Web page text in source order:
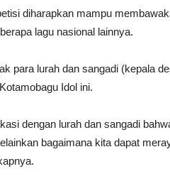
diharapkan mampu
lagu nasional lainnya.
para lurah dan sangadi (kepala
Idol ini.
dengan lurah dan sangadi
bagaimana kita dapat